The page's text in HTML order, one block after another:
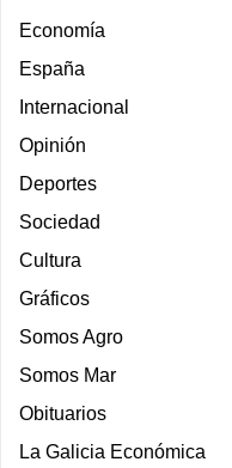
Economía
España
Internacional
Opinión
Deportes
Sociedad
Cultura
Gráficos
Somos Agro
Somos Mar
Obituarios
La Galicia Económica